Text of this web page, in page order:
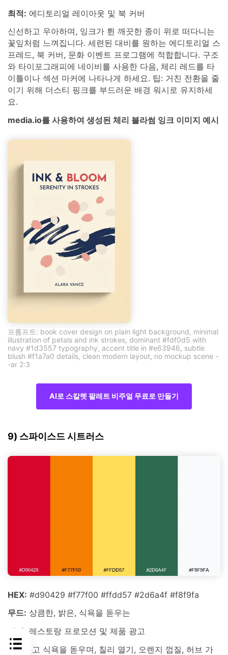
최적: 에디토리얼 레이아웃 및 북 커버
신선하고 우아하며, 잉크가 튄 깨끗한 종이 위로 떠다니는
꽃잎처럼 느껴집니다. 세련된 대비를 원하는 에디토리얼 스
프레드, 북 커버, 문화 이벤트 프로그램에 적합합니다. 구조
와 타이포그래피에 네이비를 사용한 다음, 체리 레드를 타
이틀이나 섹션 마커에 나타나게 하세요. 팁: 거친 전환을 줄
이기 위해 더스티 핑크를 부드러운 배경 워시로 유지하세
요.
media.io를 사용하여 생성된 체리 블라썸 잉크 이미지 예시
프롬프트: book cover design on plain light background, minimal
illustration of petals and ink strokes, dominant #fdf0d5 with
navy #1d3557 typography, accent title in #e63946, subtle
blush #f1a7a0 details, clean modern layout, no mockup scene -
-ar 2:3
AI로 스칼렛 팔레트 비주얼 무료로 만들기
9) 스파이스드 시트러스
HEX: #d90429 #f77f00 #ffdd57 #2d6a4f #f8f9fa
무드: 상큼한, 밝은, 식욕을 돋우는
최적:
레스토랑 프로모션 및 제품 광고
상큼하고 식욕을 돋우며, 칠리 열기, 오렌지 껍질, 허브 가